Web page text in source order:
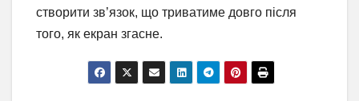
створити зв’язок, що триватиме довго після
того, як екран згасне.